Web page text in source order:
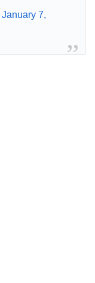
January 7,